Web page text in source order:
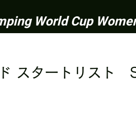
World Cup
スタートリスト